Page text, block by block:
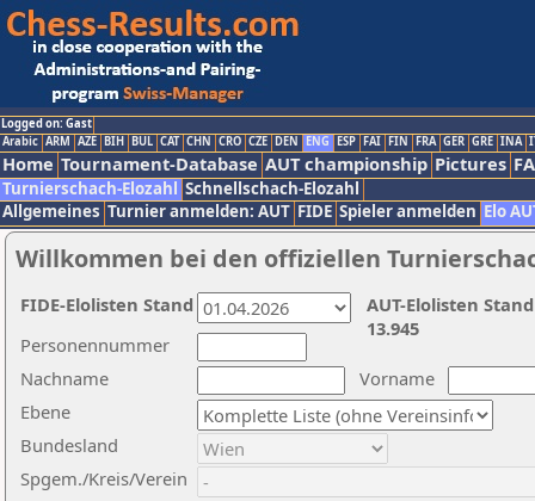
Logged on: Gast
Arabic ARM AZE BIH BUL CAT CHN CRO CZE DEN ENG ESP FAI FIN FRA GER GRE INA
Home Tournament-Database AUT championship Pictures
Turnierschach-Elozahl Schnellschach-Elozahl
Allgemeines Turnier anmelden: AUT FIDE Spieler anmelden Elo
Willkommen bei den offiziellen
Nachname
Vorname
Ebene
Personennummer
Bundesland
Spgem./Kreis/Verein
AUT-Elolisten
13.945
FIDE-Elolisten Stand